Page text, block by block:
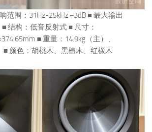
范围：31Hz-25kHz ±3dB ■ 最大输出
结构：低音反射式 ■ 尺寸：
■ 重量：14.9kg（主）、
■ 颜色：胡桃木、黑檀木、红橡木